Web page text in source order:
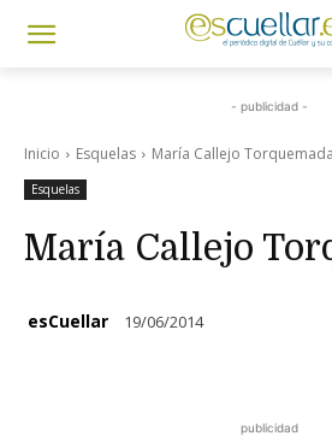
- publicidad -
Inicio Esquelas María Callejo Torquemada
Esquelas
María Callejo
esCuellar 19/06/2014
publicidad